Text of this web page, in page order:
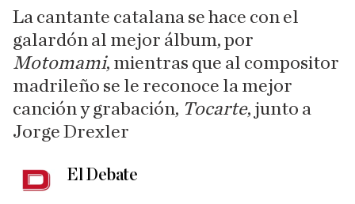
La cantante catalana se hace con el
galardón al mejor álbum, por
Motomami, mientras que al compositor
madrileño se le reconoce la mejor
canción y grabación, Tocarte, junto a
Jorge Drexler
El Debate